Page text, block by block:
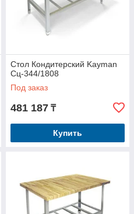
Стол Кондитерский Kayman
Сц-344/1808
Под заказ
481 187 ₸
Купить